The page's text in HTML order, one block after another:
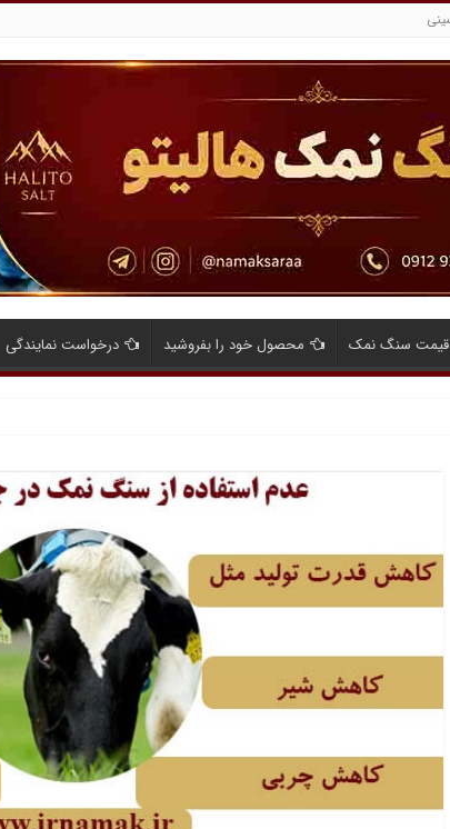
قیمت سنگ نمک محصول خود را بفروشید درخواست نمایندگی